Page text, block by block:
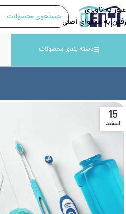
عبور به ناوبری
رفتن به محتوای اصلی
دسته بندی محصولات
15
اسفند